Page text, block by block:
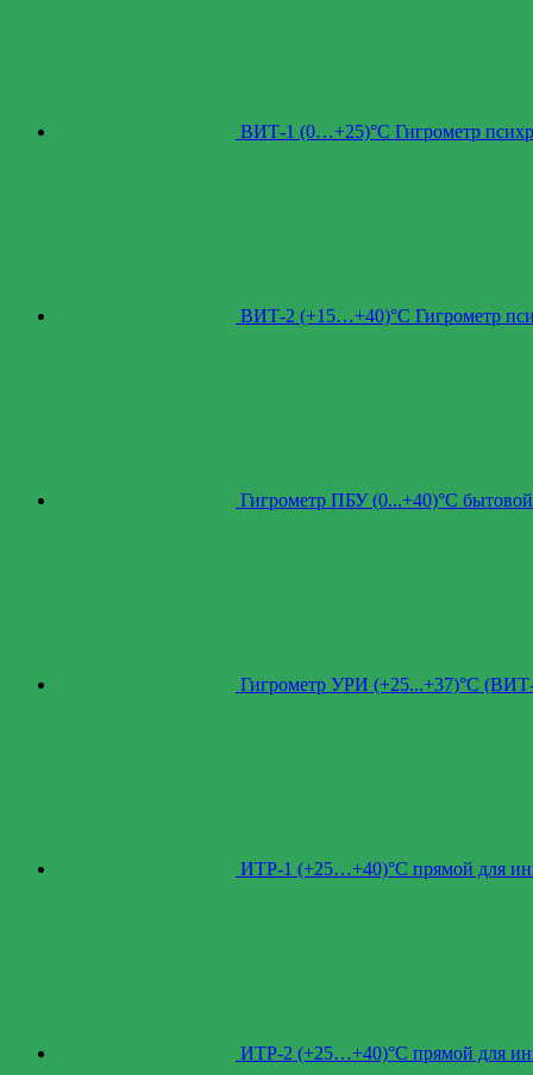
ВИТ-1 (0…+25)°С Гигрометр
ВИТ-2 (+15…+40)°С Гигрометр
Гигрометр ПБУ (0...+40)°С бытовой
Гигрометр УРИ (+25...+37)°С (ВИТ-
ИТР-1 (+25…+40)°С прямой для
ИТР-2 (+25…+40)°С прямой для